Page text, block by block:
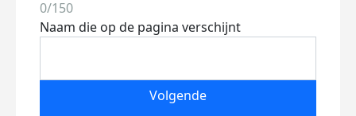
0/150
Naam die op de pagina verschijnt
Volgende